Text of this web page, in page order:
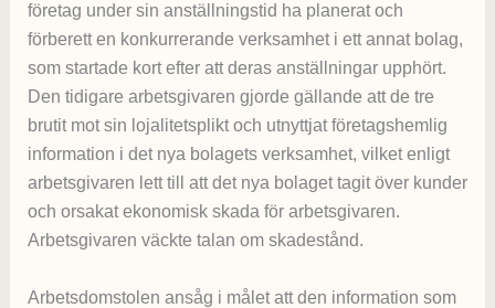
företag under sin anställningstid ha planerat och
förberett en konkurrerande verksamhet i ett annat bolag,
som startade kort efter att deras anställningar upphört.
Den tidigare arbetsgivaren gjorde gällande att de tre
brutit mot sin lojalitetsplikt och utnyttjat företagshemlig
information i det nya bolagets verksamhet, vilket enligt
arbetsgivaren lett till att det nya bolaget tagit över kunder
och orsakat ekonomisk skada för arbetsgivaren.
Arbetsgivaren väckte talan om skadestånd.
Arbetsdomstolen ansåg i målet att den information som